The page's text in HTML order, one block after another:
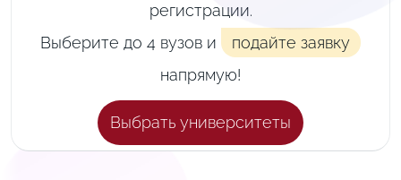
регистрации.
Выберите до 4 вузов и
подайте заявку
напрямую!
Выбрать университеты